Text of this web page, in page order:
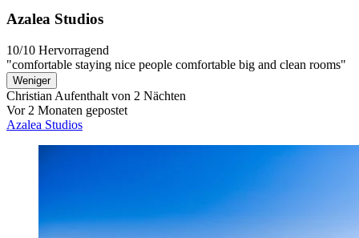
Azalea Studios
10/10 Hervorragend
"comfortable staying nice people comfortable big and clean rooms"
Weniger
Christian Aufenthalt von 2 Nächten
Vor 2 Monaten gepostet
Azalea Studios